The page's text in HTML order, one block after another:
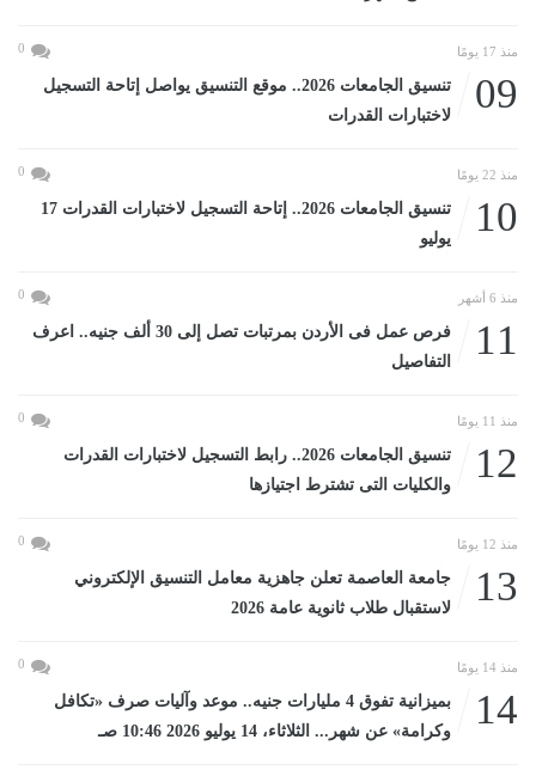
منذ 17 يومًا 0
09
تنسيق الجامعات 2026.. موقع التنسيق يواصل إتاحة التسجيل
لاختبارات القدرات
منذ 22 يومًا 0
10
تنسيق الجامعات 2026.. إتاحة التسجيل لاختبارات القدرات 17
يوليو
منذ 6 أشهر 0
11
فرص عمل فى الأردن بمرتبات تصل إلى 30 ألف جنيه.. اعرف
التفاصيل
منذ 11 يومًا 0
12
تنسيق الجامعات 2026.. رابط التسجيل لاختبارات القدرات
والكليات التى تشترط اجتيازها
منذ 12 يومًا 0
13
جامعة العاصمة تعلن جاهزية معامل التنسيق الإلكتروني
لاستقبال طلاب ثانوية عامة 2026
منذ 14 يومًا 0
14
بميزانية تفوق 4 مليارات جنيه.. موعد وآليات صرف «تكافل
وكرامة» عن شهر... الثلاثاء، 14 يوليو 2026 10:46 صـ